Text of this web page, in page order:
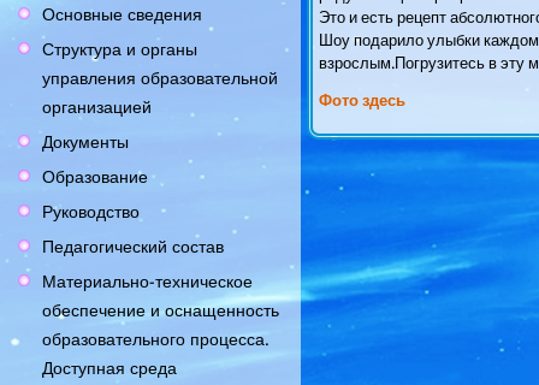
Основные сведения
Структура и органы
управления образовательной
организацией
Документы
Образование
Руководство
Педагогический состав
Материально-техническое
обеспечение и оснащенность
образовательного процесса.
Доступная среда
Это и есть рецепт
Шоу подарило улыбки
взрослым.Погрузитесь в эту
Фото здесь